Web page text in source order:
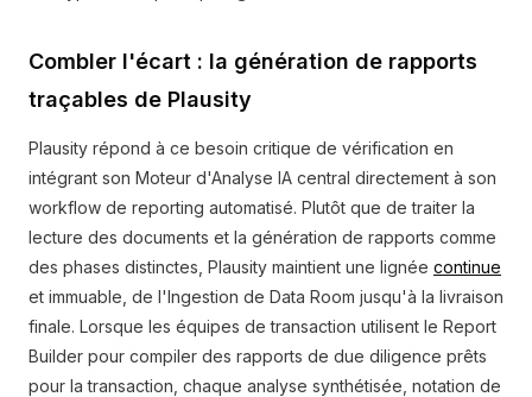
Combler l'écart : la génération de rapports
traçables de Plausity
Plausity répond à ce besoin critique de vérification en
intégrant son Moteur d'Analyse IA central directement à son
workflow de reporting automatisé. Plutôt que de traiter la
lecture des documents et la génération de rapports comme
des phases distinctes, Plausity maintient une lignée continue
et immuable, de l'Ingestion de Data Room jusqu'à la livraison
finale. Lorsque les équipes de transaction utilisent le Report
Builder pour compiler des rapports de due diligence prêts
pour la transaction, chaque analyse synthétisée, notation de